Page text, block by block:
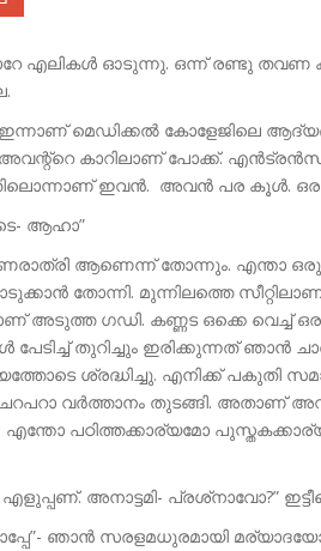
എലികൾ ഓടുന്നു. ഒന്ന് രണ്ടു
മെഡിക്കൽ കോളേജിലെ
കാറിലാണ് പോക്ക്. എൻട്രൻസ്
ഇവൻ. അവൻ പര കൂൾ.
ആഹാ”
ആണെന്ന് തോന്നും. എന്താ ഒരു
തോന്നി. മുന്നിലത്തെ
അടുത്ത ഗഡി. കണ്ണട ഒക്കെ വെച്ച്
പേടിച്ച് തുറിച്ചും ഇരിക്കുന്നത് ഞാൻ
ശ്രദ്ധിച്ചു. എനിക്ക് പകുതി
വർത്താനം തുടങ്ങി. അതാണ്
എന്തോ പഠിത്തക്കാര്യമോ
അനാട്ടമി- പ്രശ്‌നാവോ?”
ഞാൻ സരളമധുരമായി